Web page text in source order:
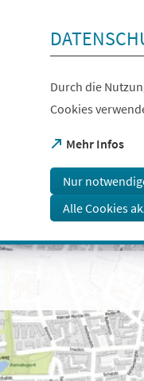
Durch die
Cookies
Mehr Infos
(Öffnet
einem
neuen
Tab)
Nur
Alle Cookies